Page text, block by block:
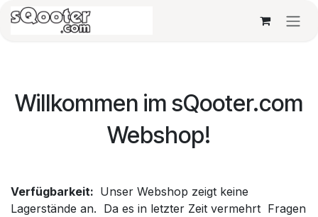
Zum Inhalt springen
Willkommen im sQooter.com
Webshop!
Verfügbarkeit: Unser Webshop zeigt keine
Lagerstände an. Da es in letzter Zeit vermehrt Fragen